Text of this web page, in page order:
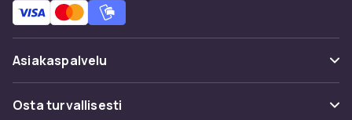
Asiakaspalvelu
Usein kysyttyä (UKK)
Osta turvallisesti